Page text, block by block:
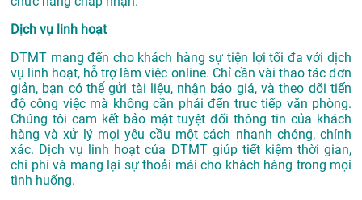
Dịch vụ linh hoạt
DTMT mang đến cho khách hàng sự tiện lợi tối đa với dịch
vụ linh hoạt, hỗ trợ làm việc online. Chỉ cần vài thao tác đơn
giản, bạn có thể gửi tài liệu, nhận báo giá, và theo dõi tiến
độ công việc mà không cần phải đến trực tiếp văn phòng.
Chúng tôi cam kết bảo mật tuyệt đối thông tin của khách
hàng và xử lý mọi yêu cầu một cách nhanh chóng, chính
xác. Dịch vụ linh hoạt của DTMT giúp tiết kiệm thời gian,
chi phí và mang lại sự thoải mái cho khách hàng trong mọi
tình huống.